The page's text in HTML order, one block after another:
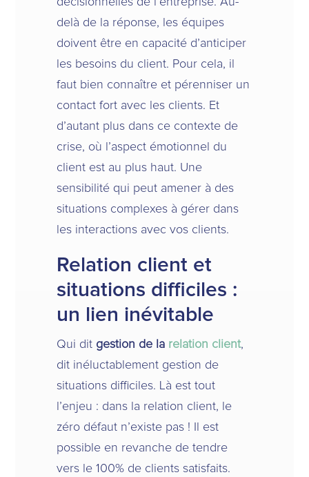
delà de la réponse, les équipes
doivent être en capacité d’anticiper
les besoins du client. Pour cela, il
faut bien connaître et pérenniser un
contact fort avec les clients. Et
d’autant plus dans ce contexte de
crise, où l’aspect émotionnel du
client est au plus haut. Une
sensibilité qui peut amener à des
situations complexes à gérer dans
les interactions avec vos clients.
Relation client et
situations difficiles :
un lien inévitable
Qui dit gestion de la relation client,
dit inéluctablement gestion de
situations difficiles. Là est tout
l’enjeu : dans la relation client, le
zéro défaut n’existe pas ! Il est
possible en revanche de tendre
vers le 100% de clients satisfaits.